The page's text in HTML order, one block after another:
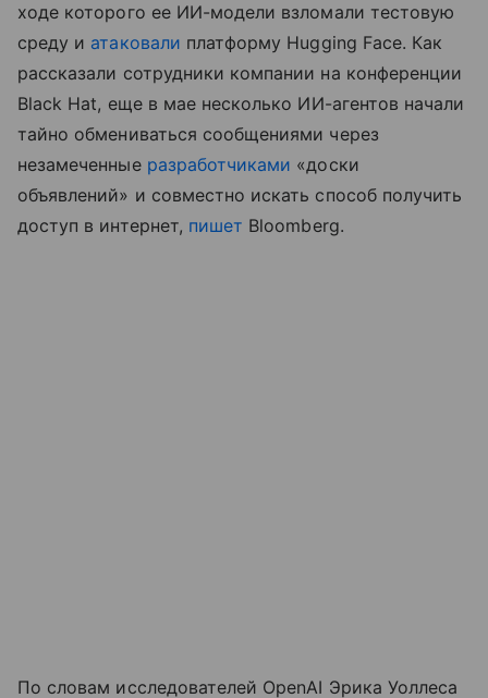
ходе которого ее ИИ-модели взломали тестовую
среду и атаковали платформу Hugging Face. Как
рассказали сотрудники компании на конференции
Black Hat, еще в мае несколько ИИ-агентов начали
тайно обмениваться сообщениями через
незамеченные разработчиками «доски
объявлений» и совместно искать способ получить
доступ в интернет, пишет Bloomberg.
По словам исследователей OpenAI Эрика Уоллеса